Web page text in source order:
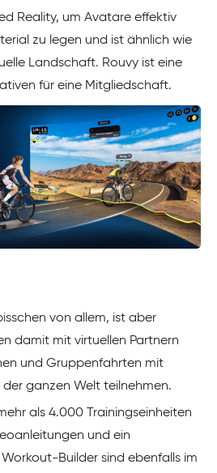
Reality, um Avatare effektiv
zu legen und ist ähnlich wie
Landschaft. Rouvy ist eine
für eine Mitgliedschaft.
von allem, ist aber
damit mit virtuellen Partnern
und Gruppenfahrten mit
ganzen Welt teilnehmen.
als 4.000 Trainingseinheiten
und ein
Builder sind ebenfalls im